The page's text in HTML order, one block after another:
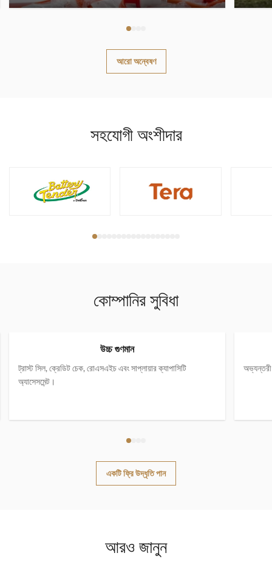
আরো অন্বেষণ
সহযোগী অংশীদার
কোম্পানির সুবিধা
উচ্চ গুণমান
ট্রাস্ট সিল, ক্রেডিট চেক, রোএসএইচ এবং সাপ্লায়ার ক্যাপাসিটি
অ্যাসেসমেন্ট।
একটি ফ্রি উদ্ধৃতি পান
আরও জানুন